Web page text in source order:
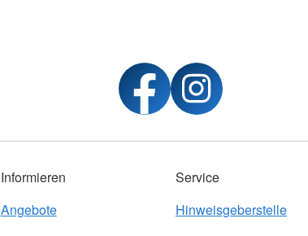
Informieren
Angebote
Service
Hinweisgeberstelle